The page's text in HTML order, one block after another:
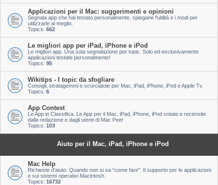
Applicazioni per il Mac: suggerimenti e opinioni
Segnala app che hai testato personalmente, spiegane l'utilità e i modi per
utilizzarle al meglio.
Topics: 662
Le migliori app per iPad, iPhone e iPod
Le migliori app. Una sola segnalazione per topic. Solo ed esclusivamente
applicazioni testate personalmente!
Topics: 95
Wikitips - I topic da sfogliare
Consigli, stratagemmi e scorciatoie per Mac, iPad, iPhone, iPod e Apple Tv.
Topics: 6
App Contest
Le App in Classifica. Le App per il Mac, iPad, iPhone, iPod votate e recensite
dalla redazione e dagli utenti di Mac Peer
Topics: 103
Aiuto per il Mac, iPad, iPhone e iPod
Mac Help
Richieste d'aiuto. Quando non si sa "come fare". Il supporto per le applicazioni
e sui sistemi operativi Macintosh.
Topics: 16732